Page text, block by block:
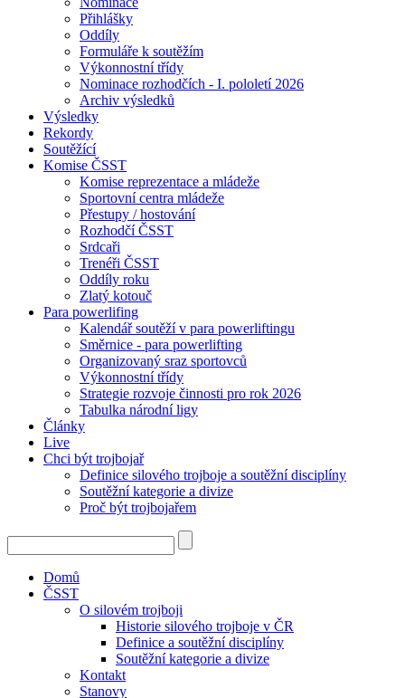
Přihlášky
Oddíly
Formuláře k soutěžím
Výkonnostní třídy
Nominace rozhodčích - I. pololetí 2026
Archiv výsledků
Výsledky
Rekordy
Soutěžící
Komise ČSST
Komise reprezentace a mládeže
Sportovní centra mládeže
Přestupy / hostování
Rozhodčí ČSST
Srdcaři
Trenéři ČSST
Oddíly roku
Zlatý kotouč
Para powerlifing
Kalendář soutěží v para powerliftingu
Směrnice - para powerlifting
Organizovaný sraz sportovců
Výkonnostní třídy
Strategie rozvoje činnosti pro rok 2026
Tabulka národní ligy
Články
Live
Chci být trojbojař
Definice silového trojboje a soutěžní disciplíny
Soutěžní kategorie a divize
Proč být trojbojařem
Domů
ČSST
O silovém trojboji
Historie silového trojboje v ČR
Definice a soutěžní disciplíny
Soutěžní kategorie a divize
Kontakt
Stanovy